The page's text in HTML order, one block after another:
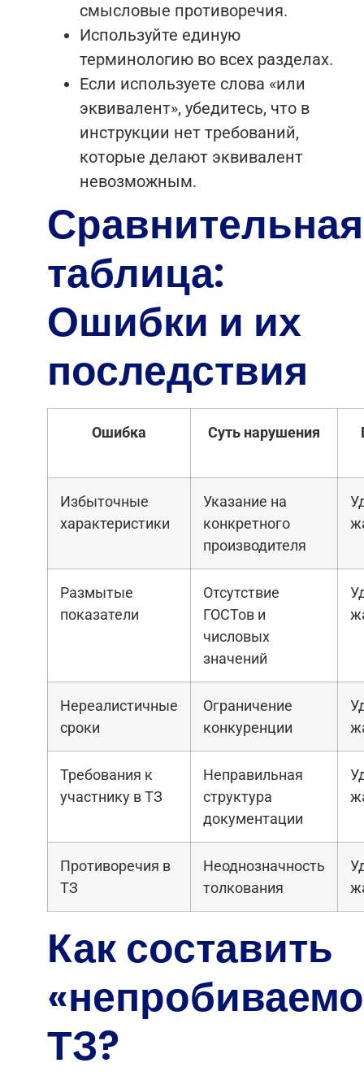
смысловые противоречия.
Используйте единую
терминологию во всех разделах.
Если используете слова «или
эквивалент», убедитесь, что в
инструкции нет требований,
которые делают эквивалент
невозможным.
Сравнительная
таблица:
Ошибки и их
последствия
Ошибка Суть нарушения
Избыточные
характеристики
Указание на
конкретного
производителя
Размытые
показатели
Отсутствие
ГОСТов и
числовых
значений
Нереалистичные
сроки
Ограничение
конкуренции
Требования к
участнику в ТЗ
Неправильная
структура
документации
Противоречия в
ТЗ
Неоднозначность
толкования
Как составить
ТЗ?